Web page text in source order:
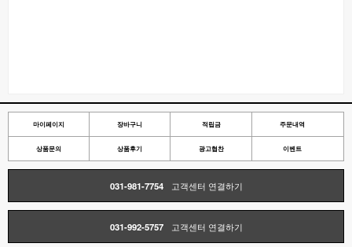
마이페이지 장바구니 적립금 주문내역
상품문의 상품후기 광고협찬 이벤트
031-981-7754 고객센터 연결하기
031-992-5757 고객센터 연결하기